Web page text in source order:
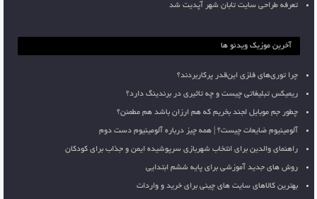
تعرفه طراحی سایت تابان شهر آپدیت شد
آخرین موزیک ویدئو ها
چرا توری‌های فلزی این‌قدر پرکاربردند؟
ریمیکس تبلیغاتی چیست و چه تاثیری در برندینگ دارد؟
چطور جم موبایل لجند بخریم که هم ارزان باشد هم مطمئن؟
آلومینیوم ضایعات چیست؟ | همه چیز درباره آلومینیوم دست دوم
راهنمای والدین برای انتخاب شهربازی سرپوشیده ایمن و جذاب برای کودکان
روش های جدید آموزشی برای پایه ششم ابتدایی
بهترین کالاهای سایت های چینی برای خرید و واردات